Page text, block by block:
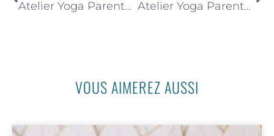
Atelier Yoga Parents Enfants – 01 Octobre 2025 de 14h45 à 15h45 Atelier Yoga Parents Enfants – 05 Novembre 2025 de 14h45 à 15h45
VOUS AIMEREZ AUSSI